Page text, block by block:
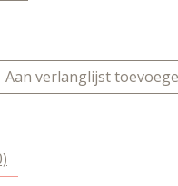
Aan verlanglijst